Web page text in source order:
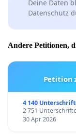
Deine Daten
Datenschutz
Andere Petitionen,
Petition
4 140
2 751
30 Apr 2026